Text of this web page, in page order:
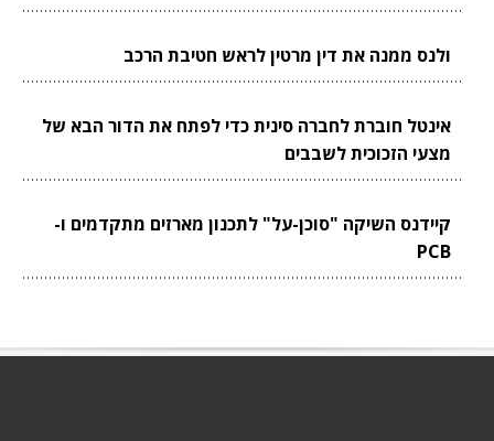
ולנס ממנה את דין מרטין לראש חטיבת הרכב
אינטל חוברת לחברה סינית כדי לפתח את הדור הבא של
מצעי הזכוכית לשבבים
קיידנס השיקה "סוכן-על" לתכנון מארזים מתקדמים ו-
PCB